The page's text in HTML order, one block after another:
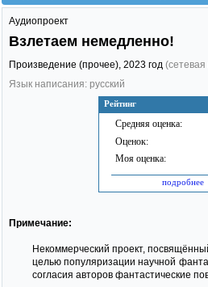
Рейтинг
Средняя оценка:
Оценок:
Моя оценка:
подробнее
Аудиопроект
Взлетаем немедленно!
Произведение (прочее), 2023 год
Язык написания: русский
Примечание:
Некоммерческий проект,
целью популяризации научной
согласия авторов фантастические